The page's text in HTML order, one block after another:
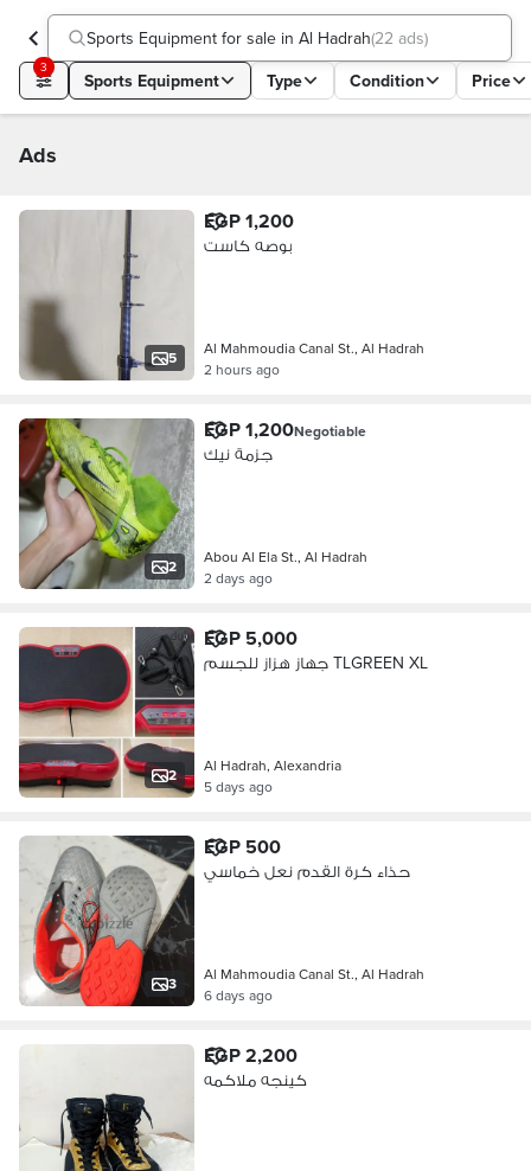
Sports Equipment for sale in Al Hadrah(22 ads)
3
Sports Equipment Type Condition Price
Ads
5
EGP 1,200
بوصه كاست
Al Mahmoudia Canal St., Al Hadrah
2 hours ago
2
EGP 1,200Negotiable
جزمة نيك
Abou Al Ela St., Al Hadrah
2 days ago
2
EGP 5,000
جهاز هزاز للجسم TLGREEN XL
Al Hadrah, Alexandria
5 days ago
3
EGP 500
حذاء كرة القدم نعل خماسي
Al Mahmoudia Canal St., Al Hadrah
6 days ago
EGP 2,200
كينجه ملاكمه